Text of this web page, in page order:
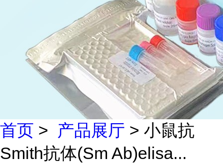
首页 > 产品展厅 > 小鼠抗
Smith抗体(Sm Ab)elisa...